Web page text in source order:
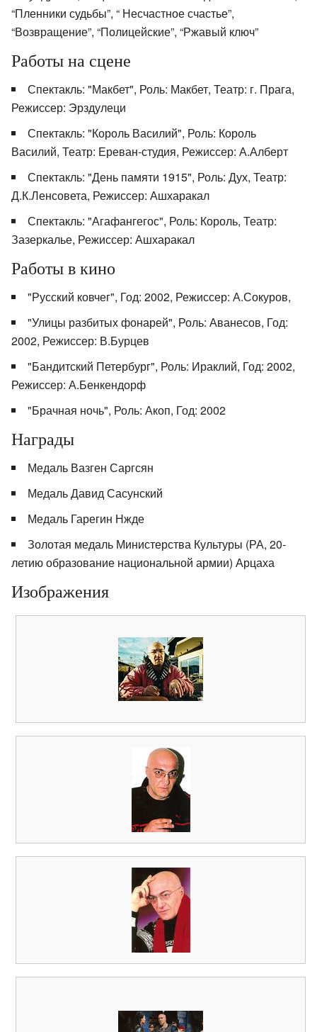
“Пленники судьбы”, “ Несчастное счастье”,
“Возвращение”, “Полицейские”, “Ржавый ключ”
Работы на сцене
Спектакль: "Макбет", Роль: Макбет, Театр: г. Прага,
Режиссер: Эрздулеци
Спектакль: "Король Василий", Роль: Король
Василий, Театр: Ереван-студия, Режиссер: А.Алберт
Спектакль: "День памяти 1915", Роль: Дух, Театр:
Д.К.Ленсовета, Режиссер: Ашхаракал
Спектакль: "Агафангегос", Роль: Король, Театр:
Зазеркалье, Режиссер: Ашхаракал
Работы в кино
"Русский ковчег", Год: 2002, Режиссер: А.Сокуров,
"Улицы разбитых фонарей", Роль: Аванесов, Год:
2002, Режиссер: В.Бурцев
"Бандитский Петербург", Роль: Ираклий, Год: 2002,
Режиссер: А.Бенкендорф
"Брачная ночь", Роль: Акоп, Год: 2002
Награды
Медаль Вазген Саргсян
Медаль Давид Сасунский
Медаль Гарегин Нжде
Золотая медаль Министерства Культуры (РА, 20-
летию образование национальной армии) Арцаха
Изображения